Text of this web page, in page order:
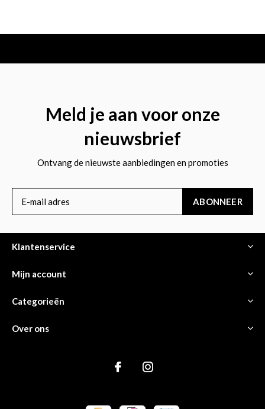
Meld je aan voor onze
nieuwsbrief
Ontvang de nieuwste aanbiedingen en promoties
ABONNEER
Klantenservice
Mijn account
Categorieën
Over ons